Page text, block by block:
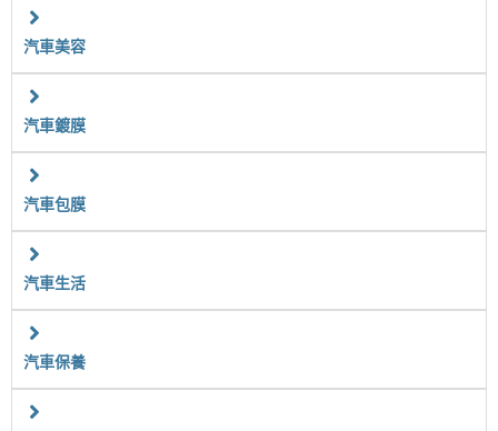
汽車美容
汽車鍍膜
汽車包膜
汽車生活
汽車保養